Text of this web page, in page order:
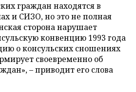
граждан находятся в
и СИЗО, но это не полная
сторона нарушает
конвенцию 1993 года
о консульских сношениях
своевременно об
– приводит его слова